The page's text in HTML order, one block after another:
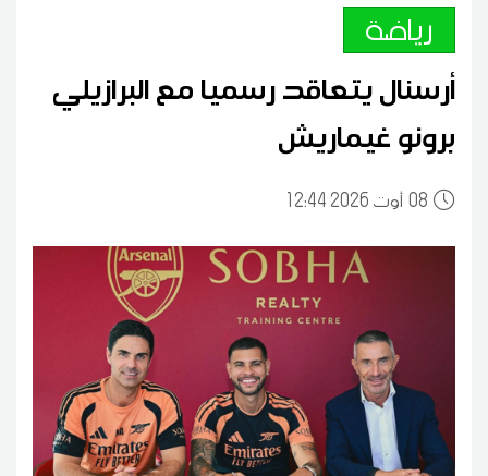
رياضة
أرسنال يتعاقد رسميا مع البرازيلي
برونو غيماريش
0812:44 2026 أوت